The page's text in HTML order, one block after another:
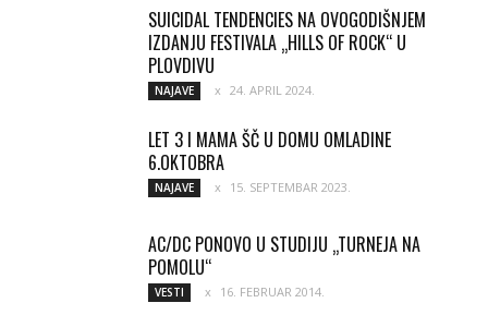
SUICIDAL TENDENCIES NA OVOGODIŠNJEM
IZDANJU FESTIVALA „HILLS OF ROCK“ U
PLOVDIVU
NAJAVE 24. APRIL 2024.
LET 3 I MAMA ŠČ U DOMU OMLADINE
6.OKTOBRA
NAJAVE 15. SEPTEMBAR 2023.
AC/DC PONOVO U STUDIJU „TURNEJA NA
POMOLU“
VESTI 16. FEBRUAR 2014.